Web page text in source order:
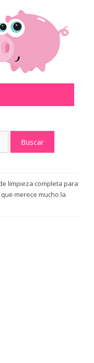
limpieza completa para
merece mucho la